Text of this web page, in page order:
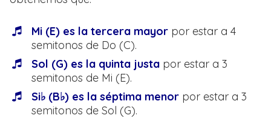
Mi (E) es la tercera mayor por estar a 4
semitonos de Do (C).
Sol (G) es la quinta justa por estar a 3
semitonos de Mi (E).
Si♭ (B♭) es la séptima menor por estar a 3
semitonos de Sol (G).